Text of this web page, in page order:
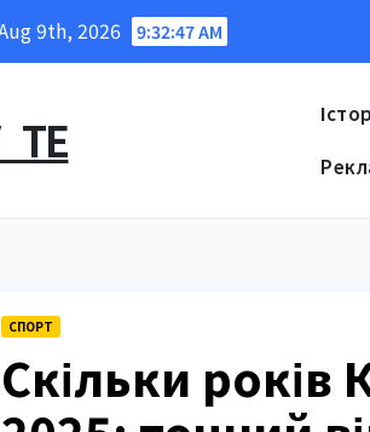
9th, 2026 9:32:48 AM
СПОРТ
Скільки років